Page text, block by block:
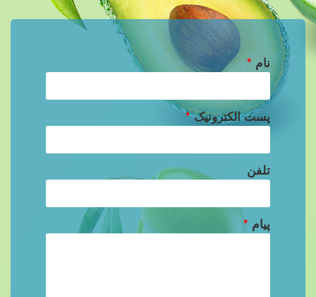
نام *
پست الکترونیک*
تلفن
پیام *